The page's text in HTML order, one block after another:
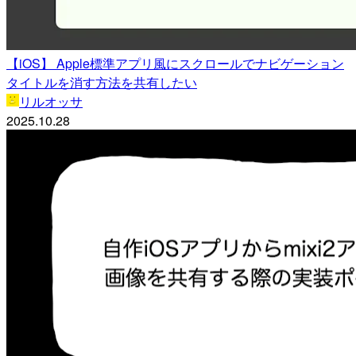
【iOS】 Apple標準アプリ風にスクロールでナビゲーション
タイトルを消す方法を共有したい
リルオッサ
2025.10.28